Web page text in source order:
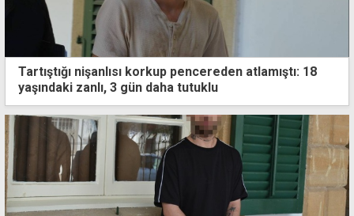
Tartıştığı nişanlısı korkup pencereden atlamıştı: 18
yaşındaki zanlı, 3 gün daha tutuklu